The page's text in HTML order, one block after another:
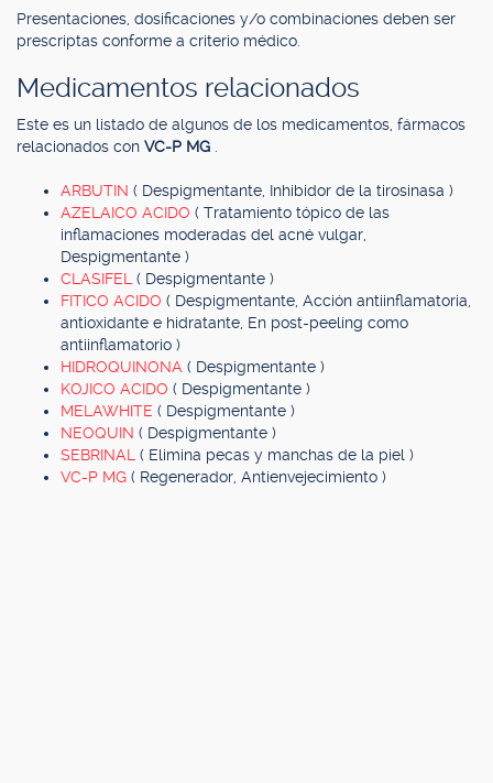
Presentaciones, dosificaciones y/o combinaciones deben ser
prescriptas conforme a criterio médico.
Medicamentos relacionados
Este es un listado de algunos de los medicamentos, fármacos
relacionados con VC-P MG
ARBUTIN ( Despigmentante, Inhibidor de la tirosinasa )
AZELAICO ACIDO ( Tratamiento tópico de las
inflamaciones moderadas del acné vulgar,
Despigmentante )
CLASIFEL ( Despigmentante )
FITICO ACIDO ( Despigmentante, Acción antiinflamatoria,
antioxidante e hidratante, En post-peeling como
antiinflamatorio )
HIDROQUINONA ( Despigmentante )
KOJICO ACIDO ( Despigmentante )
MELAWHITE ( Despigmentante )
NEOQUIN ( Despigmentante )
SEBRINAL ( Elimina pecas y manchas de la piel )
VC-P MG ( Regenerador, Antienvejecimiento )